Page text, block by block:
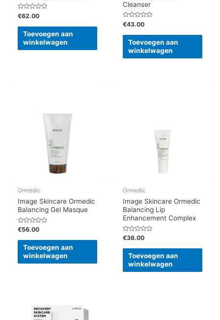
Gewaardeerd
0
uit
€62.00
Toevoegen aan
winkelwagen
Cleanser
Gewaardeerd
0
uit
€43.00
Toevoegen aan
winkelwagen
Ormedic
Image Skincare Ormedic
Balancing Gel Masque
Gewaardeerd
uit
€56.00
Toevoegen aan
winkelwagen
Ormedic
Image Skincare Ormedic
Balancing Lip
Enhancement Complex
Gewaardeerd
uit
€36.00
Toevoegen aan
winkelwagen